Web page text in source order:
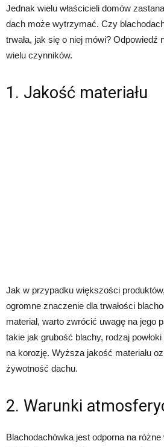
Jednak wielu właścicieli domów
dach może wytrzymać. Czy
trwała, jak się o niej mówi? Odpowiedź
wielu czynników.
1. Jakość materiału
Jak w przypadku większości
ogromne znaczenie dla trwałości
materiał, warto zwrócić uwagę na jego
takie jak grubość blachy, rodzaj
na korozję. Wyższa jakość materiału
żywotność dachu.
2. Warunki
Blachodachówka jest odporna na